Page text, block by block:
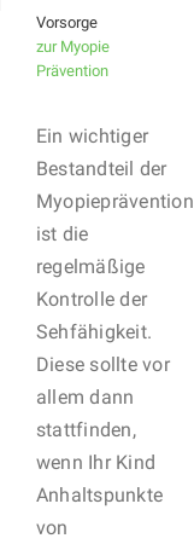
Vorsorge
zur Myopie
Prävention
Ein wichtiger
Bestandteil der
Myopieprävention
ist die
regelmäßige
Kontrolle der
Sehfähigkeit.
Diese sollte vor
allem dann
stattfinden,
wenn Ihr Kind
Anhaltspunkte
von